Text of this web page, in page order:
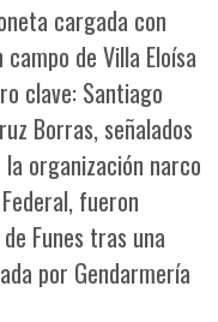
cargada con
de Villa Eloísa
clave: Santiago
Borras, señalados
organización narco
fueron
Funes tras una
por Gendarmería